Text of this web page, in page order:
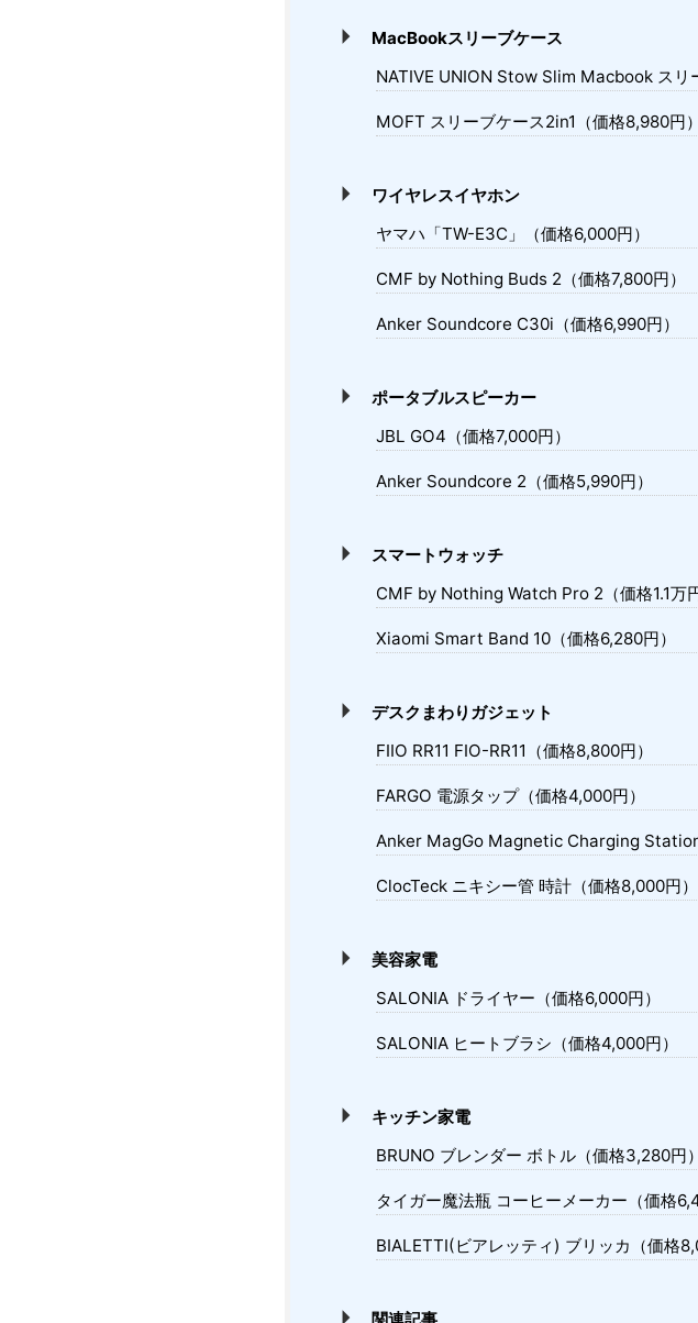
MacBookスリーブケース
NATIVE UNION Stow Slim Macbook スリ
MOFT スリーブケース2in1（価格8,980円）
ワイヤレスイヤホン
ヤマハ「TW-E3C」（価格6,000円）
CMF by Nothing Buds 2（価格7,800円）
Anker Soundcore C30i（価格6,990円）
ポータブルスピーカー
JBL GO4（価格7,000円）
Anker Soundcore 2（価格5,990円）
スマートウォッチ
CMF by Nothing Watch Pro 2（価格1.1万円
Xiaomi Smart Band 10（価格6,280円）
デスクまわりガジェット
FIIO RR11 FIO-RR11（価格8,800円）
FARGO 電源タップ（価格4,000円）
Anker MagGo Magnetic Charging
ClocTeck ニキシー管 時計（価格8,000円）
美容家電
SALONIA ドライヤー（価格6,000円）
SALONIA ヒートブラシ（価格4,000円）
キッチン家電
BRUNO ブレンダー ボトル（価格3,280円）
タイガー魔法瓶 コーヒーメーカー（価格
BIALETTI(ビアレッティ) ブリッカ（価格